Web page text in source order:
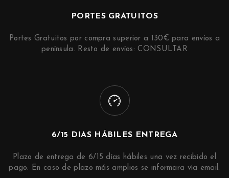
PORTES GRATUITOS
Portes Gratuitos por compra superior a 130€ para envíos a
península. Resto de envíos: CONSULTAR
6/15 DIAS HÁBILES ENTREGA
Plazo de entrega de 6/15 días hábiles una vez recibido el
pago. En caso de plazo más amplios se informara vía email.